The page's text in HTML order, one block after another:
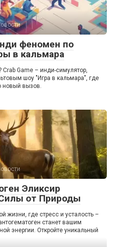
феномен по
в кальмара
Crab Game – инди-симулятор,
шоу "Игра в кальмара", где
новый вызов.
Эликсир
от Природы
жизни, где стресс и усталость –
станет вашим
энергии. Откройте уникальный